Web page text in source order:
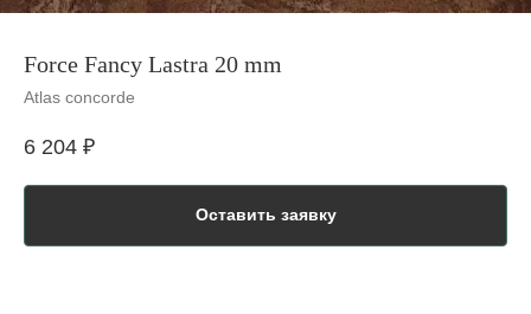
Force Fancy Lastra 20 mm
Atlas concorde
6 204 ₽
Оставить заявку